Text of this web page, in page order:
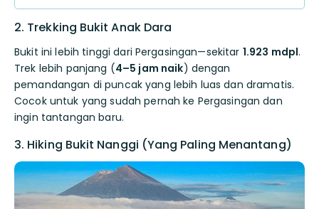
2. Trekking Bukit Anak Dara
Bukit ini lebih tinggi dari Pergasingan—sekitar 1.923 mdpl.
Trek lebih panjang (4–5 jam naik) dengan
pemandangan di puncak yang lebih luas dan dramatis.
Cocok untuk yang sudah pernah ke Pergasingan dan
ingin tantangan baru.
3. Hiking Bukit Nanggi (Yang Paling Menantang)